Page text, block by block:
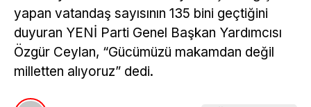
yapan vatandaş sayısının 135 bini geçtiğini
duyuran YENİ Parti Genel Başkan Yardımcısı
Özgür Ceylan, “Gücümüzü makamdan değil
milletten alıyoruz” dedi.